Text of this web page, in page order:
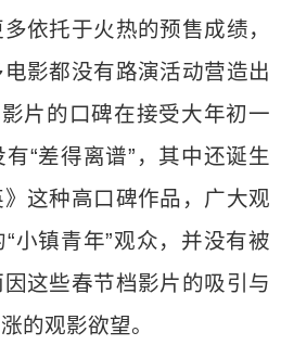
依托于火热的预售成绩，
影都没有路演活动营造出
片的口碑在接受大年初一
“差得离谱”，其中还诞生
这种高口碑作品，广大观
小镇青年”观众，并没有被
这些春节档影片的吸引与
的观影欲望。